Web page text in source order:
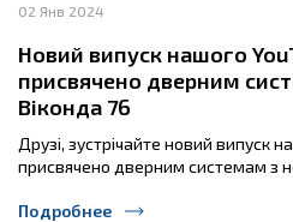
02 Янв 2024
Новий випуск нашого
присвячено дверним
Віконда 76
Друзі, зустрічайте новий випуск
присвячено дверним системам з
Подробнее